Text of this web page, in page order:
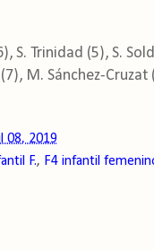
S. Trinidad (5), S.
M. Sánchez-Cruzat
08, 2019
F., F4 infantil